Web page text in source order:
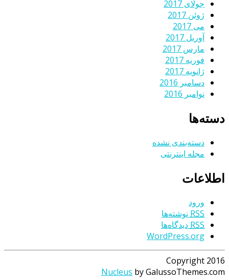
جولای 2017
ژوئن 2017
می 2017
آوریل 2017
مارس 2017
فوریه 2017
ژانویه 2017
دسامبر 2016
نوامبر 2016
دسته‌ها
دسته‌بندی نشده
مجله اینترنتی
اطلاعات
ورود
RSS نوشته‌ها
RSS دیدگاه‌ها
WordPress.org
Copyright 2016
Nucleus by GalussoThemes.com